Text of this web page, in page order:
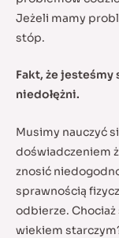
Jeżeli mamy
stóp.
Fakt, że jesteśmy
niedołężni.
Musimy nauczyć
doświadczeniem
znosić
sprawnością
odbierze. Chociaż
wiekiem